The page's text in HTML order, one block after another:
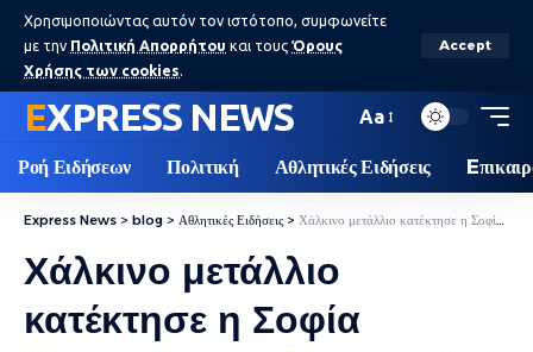
Χρησιμοποιώντας αυτόν τον ιστότοπο, συμφωνείτε
με την Πολιτική Απορρήτου και τους Όρους
Χρήσης των cookies.
Accept
EXPRESS NEWS Aa
Ροή Ειδήσεων Πολιτική Αθλητικές Ειδήσεις
Express News > blog > Αθλητικές Ειδήσεις > Χάλκινο μετάλλιο κατέκτησε η Σοφία Κακαρέλη στο Ευρωπαϊκό Κύπελλο Taekwondo President’s Cup (φωτο)
Χάλκινο μετάλλιο
κατέκτησε η Σοφία